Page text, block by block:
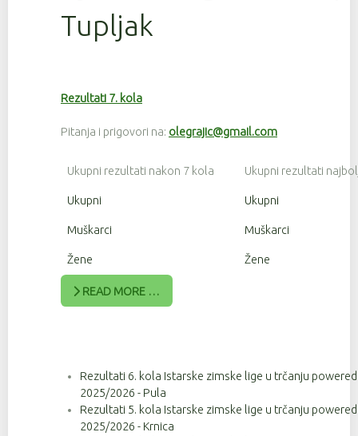
Tupljak
Rezultati 7. kola
Pitanja i prigovori na: olegrajic@gmail.com
Ukupni rezultati nakon 7 kola Ukupni rezultati
Ukupni Ukupni
Muškarci Muškarci
Žene Žene
READ MORE …
Rezultati 6. kola Istarske zimske lige u trčanju
2025/2026 - Pula
Rezultati 5. kola Istarske zimske lige u trčanju
2025/2026 - Krnica